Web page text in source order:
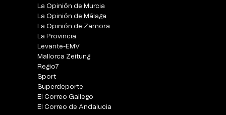
La Opinión de Murcia
La Opinión de Málaga
La Opinión de Zamora
La Provincia
Levante-EMV
Mallorca Zeitung
Regio7
Sport
Superdeporte
El Correo Gallego
El Correo de Andalucia